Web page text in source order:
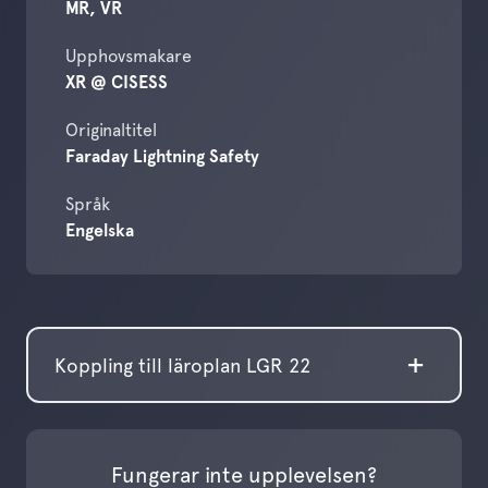
MR, VR
Upphovsmakare
XR @ CISESS
Originaltitel
Faraday Lightning Safety
Språk
Engelska
Koppling till läroplan LGR 22
Fungerar inte upplevelsen?